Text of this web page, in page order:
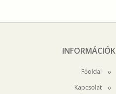
INFORMÁCIÓK
Főoldal
Kapcsolat